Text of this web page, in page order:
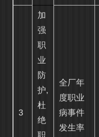
3
加
强
职
业
防
护,
杜
绝
职
全厂年
度职业
病事件
发生率